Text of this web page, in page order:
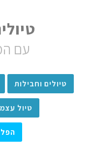
עם
טיולים וחבילות
טיול